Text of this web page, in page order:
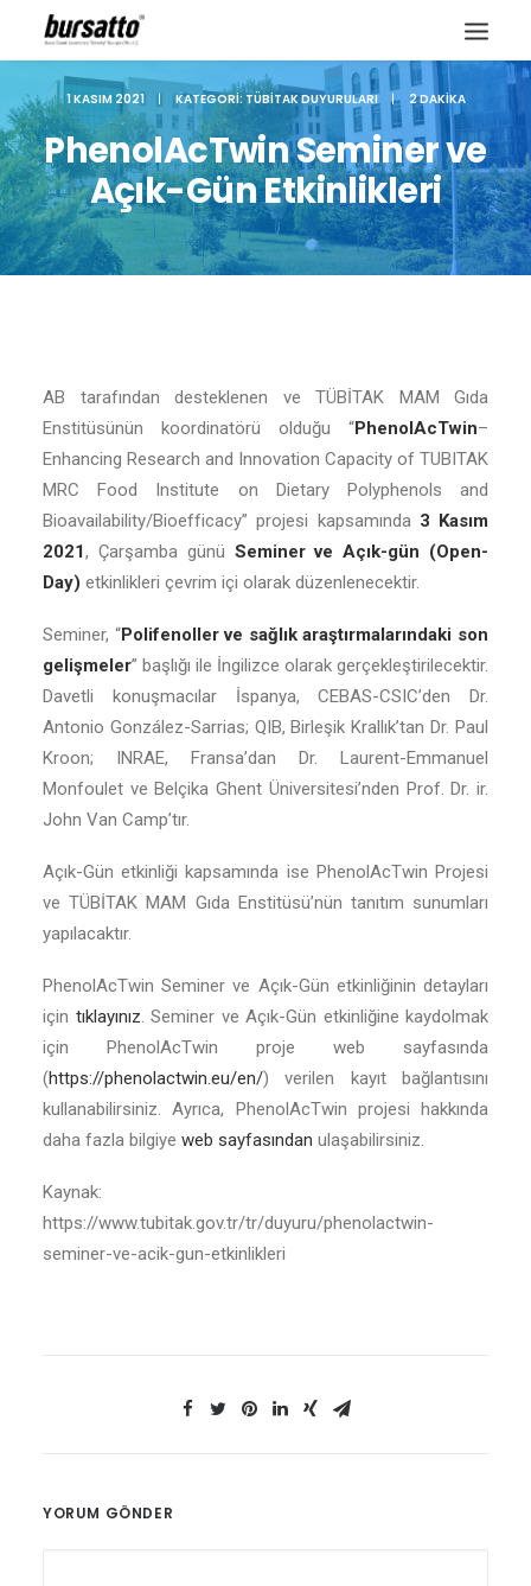
Site içi arama
1 KASIM 2021 | KATEGORI: TÜBITAK DUYURULARI | 2 DAKIKA
PhenolAcTwin Seminer ve
Açık-Gün Etkinlikleri
AB tarafından desteklenen ve TÜBİTAK MAM Gıda
Enstitüsünün koordinatörü olduğu “PhenolAcTwin–
Enhancing Research and Innovation Capacity of TUBITAK
MRC Food Institute on Dietary Polyphenols and
Bioavailability/Bioefficacy” projesi kapsamında 3 Kasım
2021, Çarşamba günü Seminer ve Açık-gün (Open-
Day) etkinlikleri çevrim içi olarak düzenlenecektir.
Seminer, “Polifenoller ve sağlık araştırmalarındaki son
gelişmeler” başlığı ile İngilizce olarak gerçekleştirilecektir.
Davetli konuşmacılar İspanya, CEBAS-CSIC’den Dr.
Antonio González-Sarrias; QIB, Birleşik Krallık’tan Dr. Paul
Kroon; INRAE, Fransa’dan Dr. Laurent-Emmanuel
Monfoulet ve Belçika Ghent Üniversitesi’nden Prof. Dr. ir.
John Van Camp’tır.
Açık-Gün etkinliği kapsamında ise PhenolAcTwin Projesi
ve TÜBİTAK MAM Gıda Enstitüsü’nün tanıtım sunumları
yapılacaktır.
PhenolAcTwin Seminer ve Açık-Gün etkinliğinin detayları
için tıklayınız. Seminer ve Açık-Gün etkinliğine kaydolmak
için PhenolAcTwin proje web sayfasında
(https://phenolactwin.eu/en/) verilen kayıt bağlantısını
kullanabilirsiniz. Ayrıca, PhenolAcTwin projesi hakkında
daha fazla bilgiye web sayfasından ulaşabilirsiniz.
Kaynak:
https://www.tubitak.gov.tr/tr/duyuru/phenolactwin-
seminer-ve-acik-gun-etkinlikleri
YORUM GÖNDER